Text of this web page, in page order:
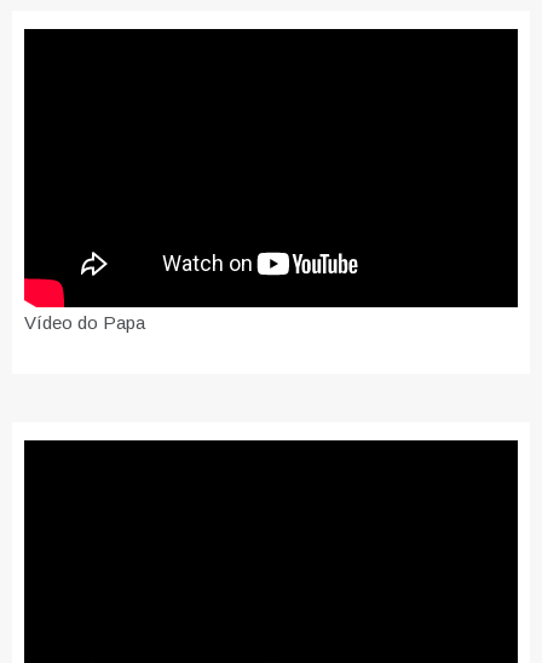
Vídeo do Papa